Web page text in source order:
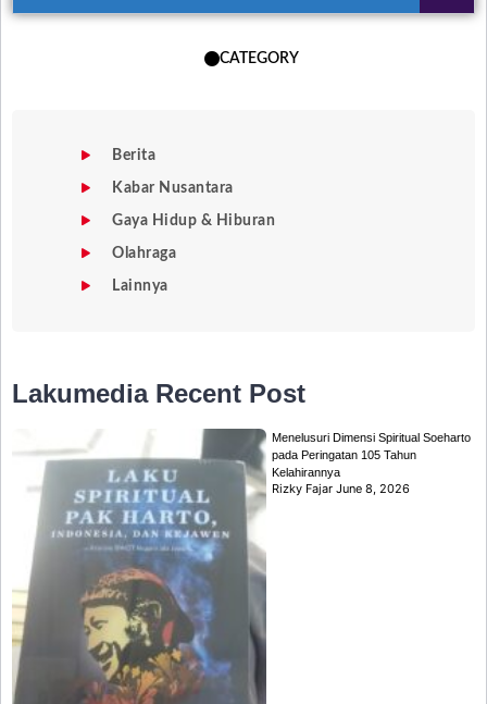
CATEGORY
Berita
Kabar Nusantara
Gaya Hidup & Hiburan
Olahraga
Lainnya
Lakumedia Recent Post
Menelusuri Dimensi Spiritual Soeharto
pada Peringatan 105 Tahun
Kelahirannya
Rizky FajarJune 8, 2026